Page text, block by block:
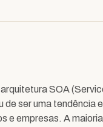
SOA
de ser uma tendência
e empresas. A